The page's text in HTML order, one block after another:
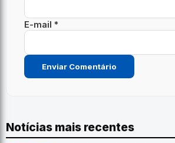
E-mail *
Notícias mais recentes